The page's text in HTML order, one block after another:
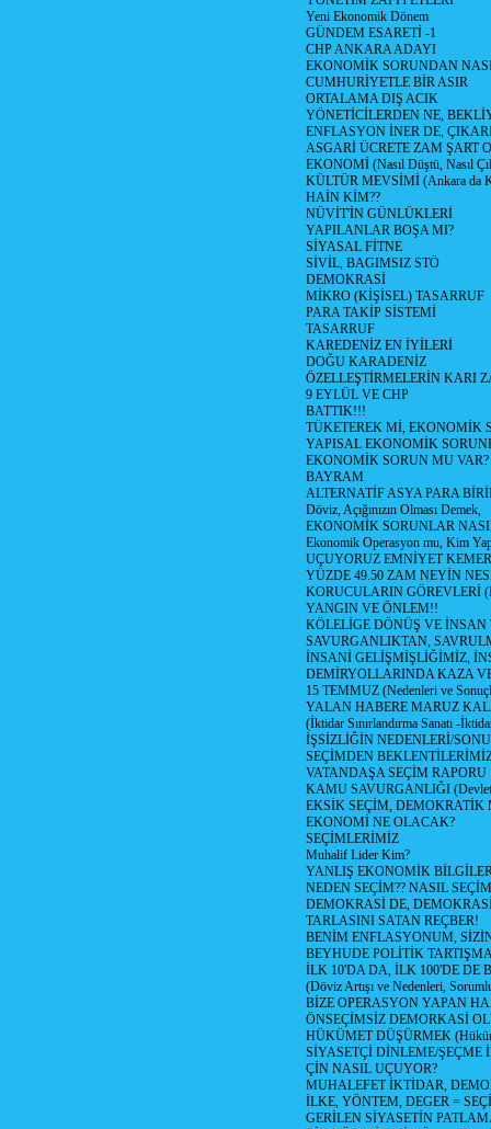
Yeni Ekonomik Dönem
GÜNDEM ESARETİ -1
CHP ANKARA ADAYI
EKONOMİK SORUNDAN
CUMHURİYETLE BİR ASIR
ORTALAMA DIŞ ACIK
YÖNETİCİLERDEN NE,
ENFLASYON İNER DE,
ASGARİ ÜCRETE ZAM ŞART
EKONOMİ (Nasıl Düştü, Nasıl
KÜLTÜR MEVSİMİ (Ankara da
HAİN KİM??
NÜVİT'İN GÜNLÜKLERİ
YAPILANLAR BOŞA MI?
SİYASAL FİTNE
SİVİL, BAGIMSIZ STÖ
DEMOKRASİ
MİKRO (KİŞİSEL) TASARRUF
PARA TAKİP SİSTEMİ
TASARRUF
KAREDENİZ EN İYİLERİ
DOĞU KARADENİZ
ÖZELLEŞTİRMELERİN KARI
9 EYLÜL VE CHP
BATTIK!!!
TÜKETEREK Mİ, EKONOMİK
YAPISAL EKONOMİK
EKONOMİK SORUN MU VAR?
BAYRAM
ALTERNATİF ASYA PARA
Döviz, Açığınızın Olması Demek,
EKONOMİK SORUNLAR
Ekonomik Operasyon mu, Kim
UÇUYORUZ EMNİYET
YÜZDE 49.50 ZAM NEYİN
KORUCULARIN GÖREVLERİ
YANGIN VE ÖNLEM!!
KÖLELİGE DÖNÜŞ VE İNSAN
SAVURGANLIKTAN,
İNSANİ GELİŞMİŞLİĞİMİZ,
DEMİRYOLLARINDA KAZA
15 TEMMUZ (Nedenleri ve
YALAN HABERE MARUZ
(İktidar Sınırlandırma Sanatı -
İŞSİZLİĞİN NEDENLERİ/
SEÇİMDEN
VATANDAŞA SEÇİM RAPORU
KAMU SAVURGANLIĞI (Devlet
EKSİK SEÇİM, DEMOKRATİK
EKONOMİ NE OLACAK?
SEÇİMLERİMİZ
Muhalif Lider Kim?
YANLIŞ EKONOMİK
NEDEN SEÇİM?? NASIL
DEMOKRASİ DE,
TARLASINI SATAN REÇBER!
BENİM ENFLASYONUM,
BEYHUDE POLİTİK
İLK 10'DA DA, İLK 100'DE DE
(Döviz Artışı ve Nedenleri,
BİZE OPERASYON YAPAN
ÖNSEÇİMSİZ DEMORKASİ
HÜKÜMET DÜŞÜRMEK
SİYASETÇİ DİNLEME/ŞEÇME
ÇİN NASIL UÇUYOR?
MUHALEFET İKTİDAR,
İLKE, YÖNTEM, DEGER =
GERİLEN SİYASETİN